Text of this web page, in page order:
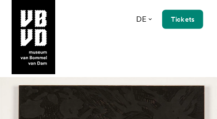
museum van Bommel van Dam
DE Tickets